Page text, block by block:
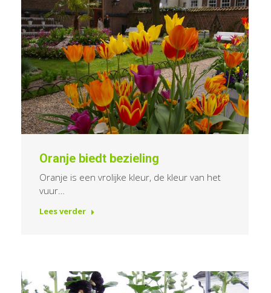
Oranje biedt bezieling
Oranje is een vrolijke kleur, de kleur van het
vuur…
Lees verder